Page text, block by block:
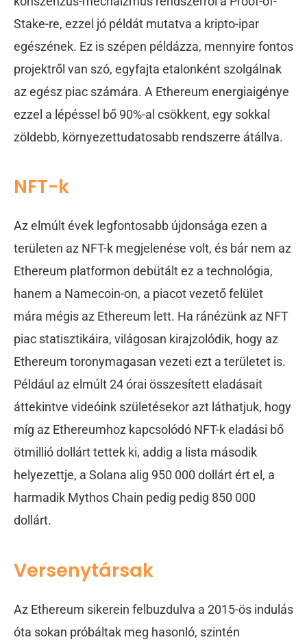
Stake-re, ezzel jó példát mutatva a kripto-ipar
egészének. Ez is szépen példázza, mennyire fontos
projektről van szó, egyfajta etalonként szolgálnak
az egész piac számára. A Ethereum energiaigénye
ezzel a lépéssel bő 90%-al csökkent, egy sokkal
zöldebb, környezettudatosabb rendszerre átállva.
NFT-k
Az elmúlt évek legfontosabb újdonsága ezen a
területen az NFT-k megjelenése volt, és bár nem az
Ethereum platformon debütált ez a technológia,
hanem a Namecoin-on, a piacot vezető felület
mára mégis az Ethereum lett. Ha ránézünk az NFT
piac statisztikáira, világosan kirajzolódik, hogy az
Ethereum toronymagasan vezeti ezt a területet is.
Például az elmúlt 24 órai összesített eladásait
áttekintve videóink születésekor azt láthatjuk, hogy
míg az Ethereumhoz kapcsolódó NFT-k eladási bő
ötmillió dollárt tettek ki, addig a lista második
helyezettje, a Solana alig 950 000 dollárt ért el, a
harmadik Mythos Chain pedig pedig 850 000
dollárt.
Versenytársak
Az Ethereum sikerein felbuzdulva a 2015-ös indulás
óta sokan próbáltak meg hasonló, szintén